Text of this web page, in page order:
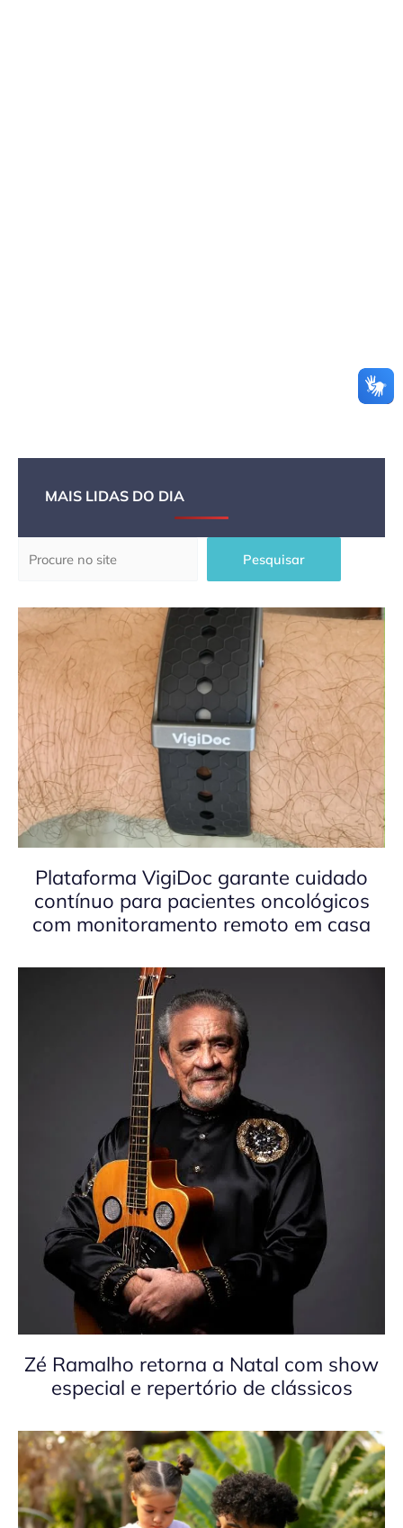
MAIS LIDAS DO DIA
Pesquisar
Plataforma VigiDoc garante cuidado
contínuo para pacientes oncológicos
com monitoramento remoto em casa
Zé Ramalho retorna a Natal com show
especial e repertório de clássicos